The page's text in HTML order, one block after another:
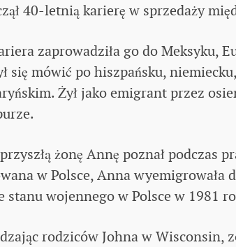
40-letnią karierę w sprzedaży
zaprowadziła go do Meksyku,
się mówić po hiszpańsku,
Żył jako emigrant przez
żonę Annę poznał podczas
w Polsce, Anna wyemigrowała
stanu wojennego w Polsce w 1981
rodziców Johna w Wisconsin,